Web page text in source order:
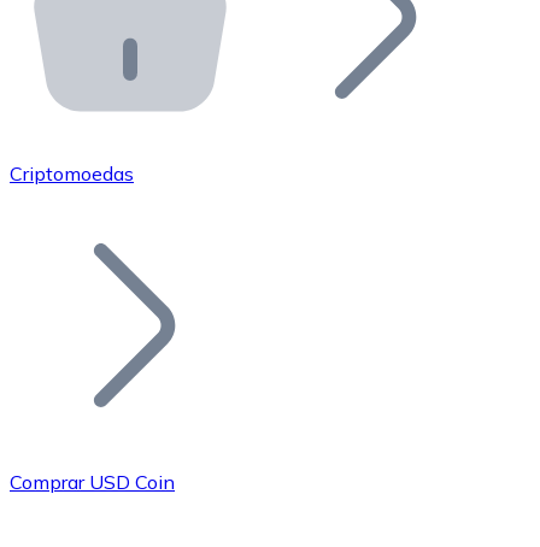
API Bitnovo
Integre nossa API no seu ecossistema.
Junte-se à nossa rede de revendedores e comercialize
Adicione o token do seu projeto ao nosso serviço de
Criptomoedas
Comprar USD Coin